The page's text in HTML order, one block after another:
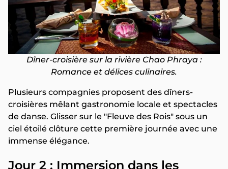
Dîner-croisière sur la rivière Chao Phraya :
Romance et délices culinaires.
Plusieurs compagnies proposent des dîners-
croisières mêlant gastronomie locale et spectacles
de danse. Glisser sur le "Fleuve des Rois" sous un
ciel étoilé clôture cette première journée avec une
immense élégance.
Jour 2 : Immersion dans les